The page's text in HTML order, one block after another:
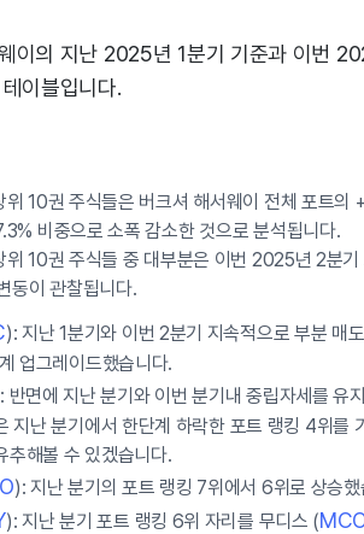
이의 지난 2025년 1분기 기준과 이번
이블입니다.
10권 주식들은 버크셔 해서웨이 전체 포트
비중으로 소폭 감소한 것으로 분석됩니다.
10권 주식들 중 대부분은 이번 2025년 2분
동이 관찰됩니다.
): 지난 1분기와 이번 2분기 지속적으로 부분 매
업그레이드했습니다.
반면에 지난 분기와 이번 분기내 중립자세를 유
지난 분기에서 한단계 하락한 포트 랭킹 4위를
추해볼 수 있겠습니다.
): 지난 분기의 포트 랭킹 7위에서 6위로 상승했
): 지난 분기 포트 랭킹 6위 자리를 무디스 (